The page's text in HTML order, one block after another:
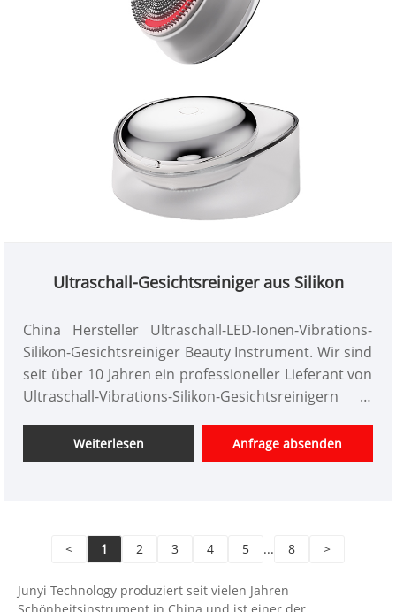
Ultraschall-Gesichtsreiniger aus Silikon
China Hersteller Ultraschall-LED-Ionen-Vibrations-
Silikon-Gesichtsreiniger Beauty Instrument. Wir sind
seit über 10 Jahren ein professioneller Lieferant von
Ultraschall-Vibrations-Silikon-Gesichtsreinigern in
Schönheitsinstrumenten, haben einen guten
Preisvorteil und bieten Designdienstleistungen an.
Weiterlesen Anfrage absenden
< 1 2 3 4 5 ... 8 >
Junyi Technology produziert seit vielen Jahren